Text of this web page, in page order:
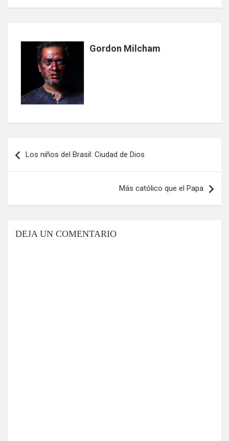
Gordon Milcham
de
Los niños del Brasil: Ciudad de Dios
Más católico que el Papa
DEJA UN COMENTARIO